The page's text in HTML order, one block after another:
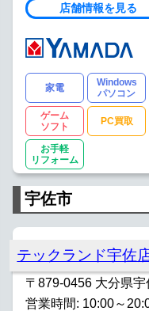
店舗情報を見る
家電
Windows
パソコン
ゲーム
ソフト
PC買取
お手軽
リフォーム
宇佐市
テックランド宇佐
〒879-0456 大分県
営業時間: 10:00～